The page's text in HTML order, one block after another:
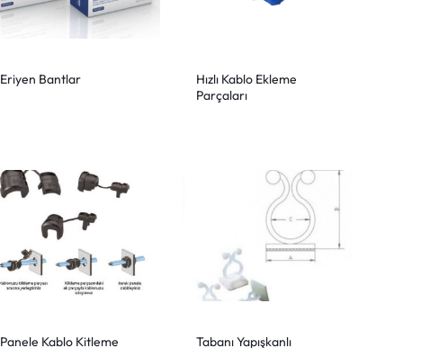
Eriyen Bantlar
Hızlı Kablo Ekleme
Parçaları
Panele Kablo Kitleme
Tabanı Yapışkanlı